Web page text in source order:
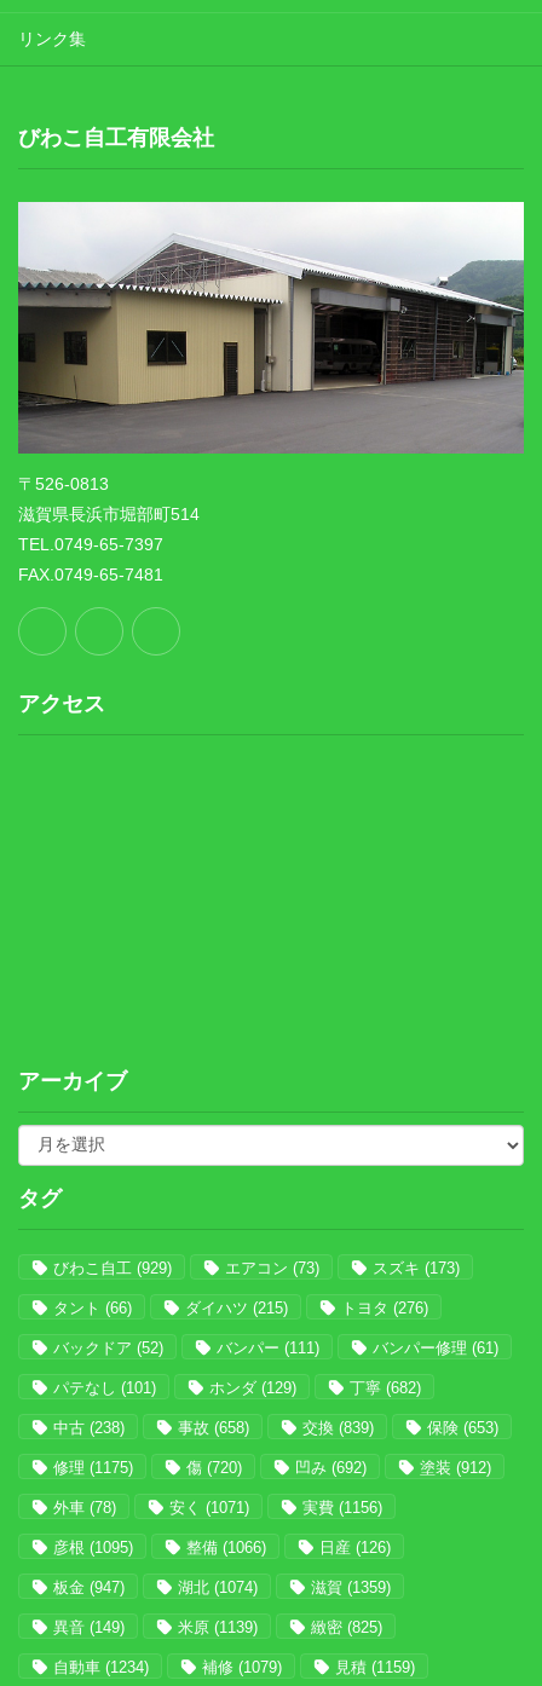
リンク集
びわこ自工有限会社
〒526-0813
滋賀県長浜市堀部町514
TEL.0749-65-7397
FAX.0749-65-7481
アクセス
アーカイブ
タグ
びわこ自工 (929) エアコン (73) スズキ (173)
タント (66) ダイハツ (215) トヨタ (276)
バックドア (52) バンパー (111) バンパー修理 (61)
パテなし (101) ホンダ (129) 丁寧 (682)
中古 (238) 事故 (658) 交換 (839) 保険 (653)
修理 (1175) 傷 (720) 凹み (692) 塗装 (912)
外車 (78) 安く (1071) 実費 (1156)
彦根 (1095) 整備 (1066) 日産 (126)
板金 (947) 湖北 (1074) 滋賀 (1359)
異音 (149) 米原 (1139) 緻密 (825)
自動車 (1234) 補修 (1079) 見積 (1159)